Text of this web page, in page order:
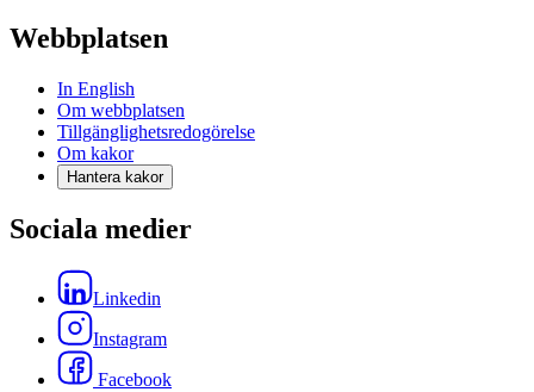
Webbplatsen
In English
Om webbplatsen
Tillgänglighetsredogörelse
Om kakor
Hantera kakor
Sociala medier
Linkedin
Instagram
Facebook